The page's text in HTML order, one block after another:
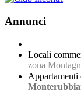
Annunci
Locali
zona
Appartamenti